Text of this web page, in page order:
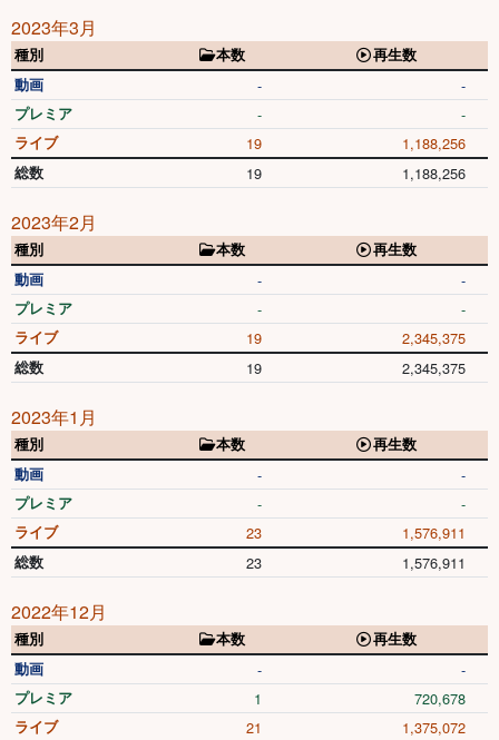
2023年3月
種別 本数
再生数
動画
- -
プレミア - -
ライブ 19 1,188,256
総数 19 1,188,256
2023年2月
種別 本数
再生数
動画
- -
プレミア - -
ライブ 19 2,345,375
総数 19 2,345,375
2023年1月
種別 本数
再生数
動画
- -
プレミア - -
ライブ 23 1,576,911
総数 23 1,576,911
2022年12月
種別 本数
再生数
動画
- -
プレミア 1 720,678
ライブ 21 1,375,072